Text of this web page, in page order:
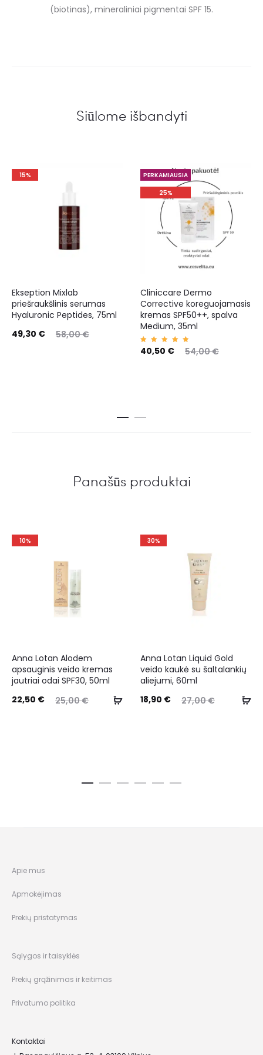
(biotinas), mineraliniai pigmentai SPF 15.
Siūlome išbandyti
15%
Ekseption Mixlab
priešraukšlinis serumas
Hyaluronic Peptides, 75ml
58,00€
49,30 €
PERKAMIAUSIA
25%
Cliniccare Dermo
Corrective koreguojamasis
kremas SPF50++, spalva
Medium, 35ml
Įvertin
imas:
54,00€
40,50 €
Panašūs produktai
10%
Anna Lotan Alodem
apsauginis veido kremas
jautriai odai SPF30, 50ml
25,00€
22,50 €
30%
Anna Lotan Liquid Gold
veido kaukė su šaltalankių
aliejumi, 60ml
27,00€
18,90 €
Apie mus
Apmokėjimas
Prekių pristatymas
Sąlygos ir taisyklės
Prekių grąžinimas ir keitimas
Privatumo politika
Kontaktai